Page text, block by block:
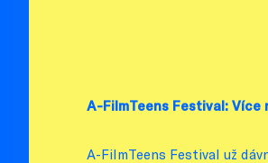
A-FilmTeens Festival:
A-FilmTeens Festival už